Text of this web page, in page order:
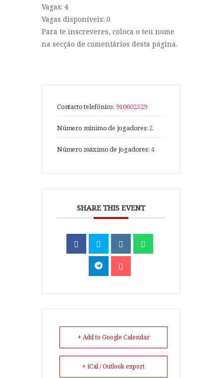
Vagas: 4
Vagas disponíveis: 0
Para te inscreveres, coloca o teu nome
na secção de comentários desta página.
Contacto telefónico: 910602529
Número mínimo de jogadores: 2
Número máximo de jogadores:4
SHARE THIS EVENT
+ Add to Google Calendar
+ iCal / Outlook export